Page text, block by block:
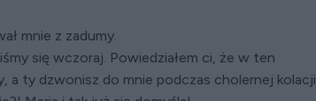
mnie z zadumy.
się wczoraj. Powiedziałem ci, że w ten
a ty dzwonisz do mnie podczas cholernej kolacji